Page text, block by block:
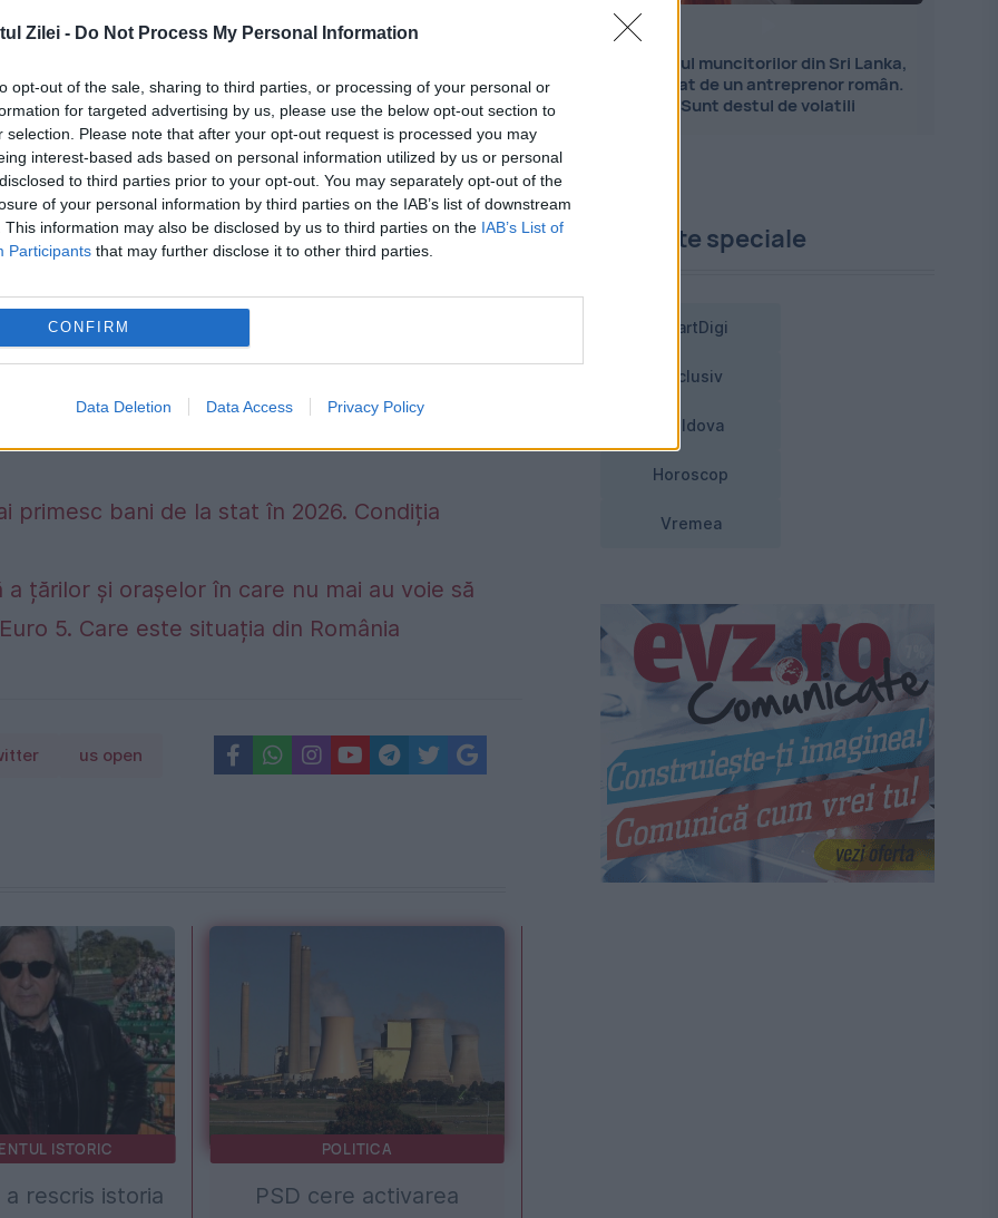
Zilei - Do Not Process My Personal Information
opt-out of the sale, sharing to third parties, or processing of your personal or
for targeted advertising by us, please use the below opt-out section to
selection. Please note that after your opt-out request is processed you may
interest-based ads based on personal information utilized by us or personal
to third parties prior to your opt-out. You may separately opt-out of the
of your personal information by third parties on the IAB’s list of downstream
This information may also be disclosed by us to third parties on the IAB’s List of
Participants that may further disclose it to other third parties.
CONFIRM
Data Deletion Data Access Privacy Policy
de dolari (aproape 3,5 milioane de
şi 2.000 de puncte WTA, iar învinsa, 1,9
primesc bani de la stat în 2026. Condiția
țărilor și orașelor în care nu mai au voie să
5. Care este situația din România
us open
ISTORIC
rescris istoria
POLITICA
PSD cere activarea
Importul muncitorilor din Sri Lanka,
explicat de un antreprenor român.
Sunt destul de volatili
Proiecte speciale
SmartDigi
Exclusiv
Moldova
Horoscop
Vremea